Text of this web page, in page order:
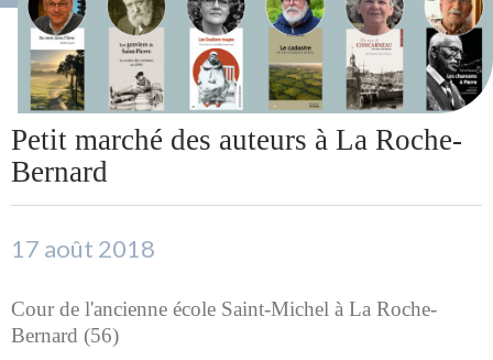
Petit marché des auteurs à La Roche-
Bernard
17 août 2018
Cour de l'ancienne école Saint-Michel à La Roche-
Bernard (56)